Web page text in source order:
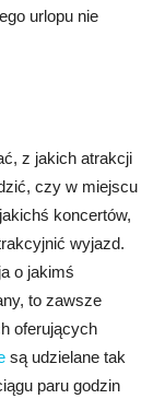
urlopu nie
z jakich atrakcji
czy w miejscu
koncertów,
wyjazd.
o jakimś
to zawsze
oferujących
są udzielane tak
paru godzin